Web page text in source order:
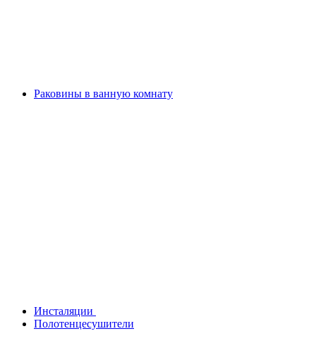
Раковины в ванную комнату
Инсталяции
Полотенцесушители